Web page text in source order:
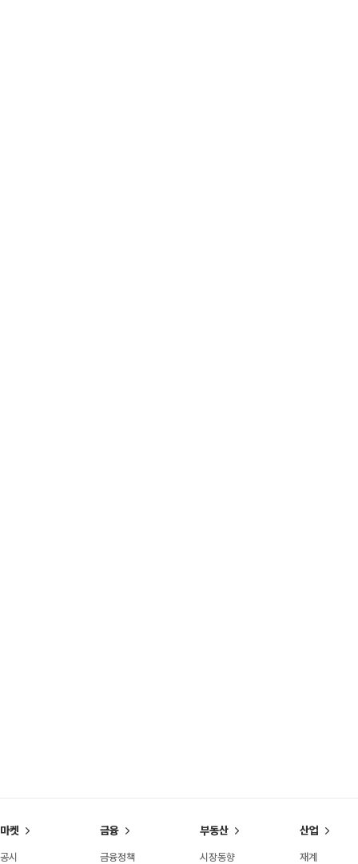
마켓
공시
금융
금융정책
부동산
시장동향
산업
재계